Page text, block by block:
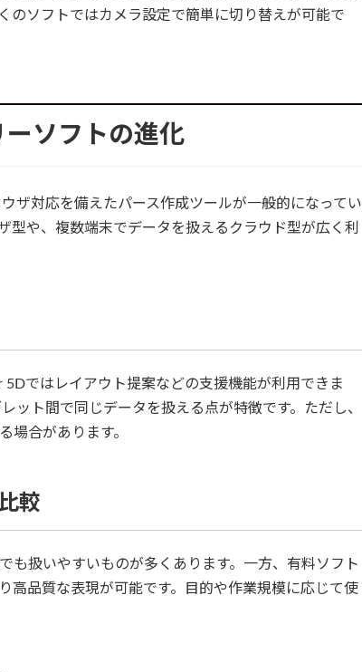
のソフトではカメラ設定で簡単に切り替えが可能で
ソフトの進化
ザ対応を備えたパース作成ツールが一般的になってい
型や、複数端末でデータを扱えるクラウド型が広く利
ではレイアウト提案などの支援機能が利用できま
ット間で同じデータを扱える点が特徴です。ただし、
場合があります。
較
も扱いやすいものが多くあります。一方、有料ソフト
高品質な表現が可能です。目的や作業規模に応じて使